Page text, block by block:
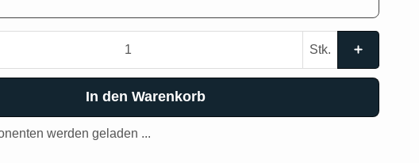
Stk.
In den Warenkorb
werden geladen ...